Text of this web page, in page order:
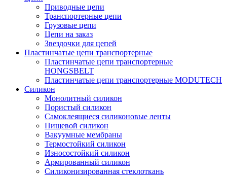
Приводные цепи
Транспортерные цепи
Грузовые цепи
Цепи на заказ
Звездочки для цепей
Пластинчатые цепи транспортерные
Пластинчатые цепи транспортерные
HONGSBELT
Пластинчатые цепи транспортерные MODUTECH
Силикон
Монолитный силикон
Пористый силикон
Самоклеящиеся силиконовые ленты
Пищевой силикон
Вакуумные мембраны
Термостойкий силикон
Износостойкий силикон
Армированный силикон
Силиконизированная стеклоткань